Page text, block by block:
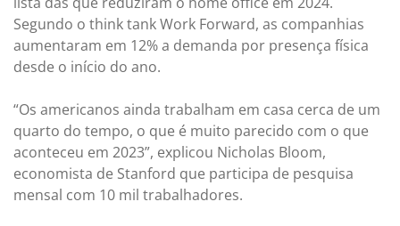
Segundo o think tank Work Forward, as companhias
aumentaram em 12% a demanda por presença física
desde o início do ano.
“Os americanos ainda trabalham em casa cerca de um
quarto do tempo, o que é muito parecido com o que
aconteceu em 2023”, explicou Nicholas Bloom,
economista de Stanford que participa de pesquisa
mensal com 10 mil trabalhadores.